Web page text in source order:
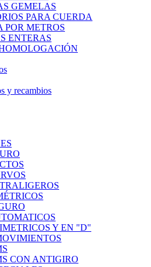
GEMELAS
PARA CUERDA
POR METROS
ENTERAS
y recambios
Y EN "D"
CON ANTIGIRO